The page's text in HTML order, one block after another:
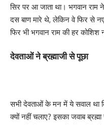
सिर पर आ जाता था। भगवान
दस बाण मारे थे, लेकिन वे फिर से नए
फिर भी भगवान राम की हर कोशिश
देवताओं ने ब्रह्माजी से पूछा
सभी देवताओं के मन में ये सवाल था
क्यों नहीं चलाए? इसका जवाब